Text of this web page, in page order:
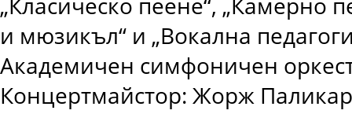
и мюзикъл“ и „Вокална
Академичен симфоничен
Концертмайстор: Жорж